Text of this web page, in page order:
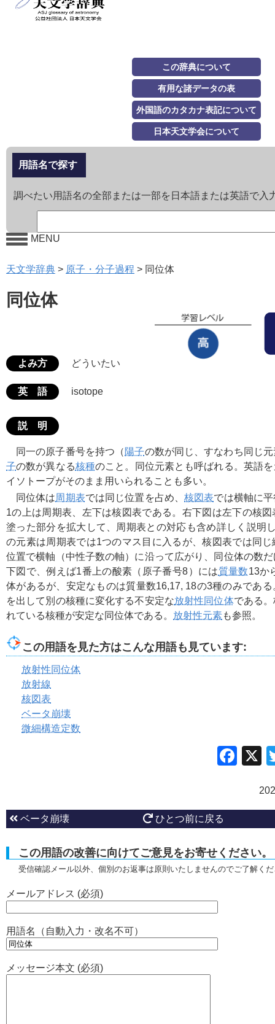
この辞典について
有用な諸データの表
外国語のカタカナ表記について
日本天文学会について
用語名で探す
調べたい用語名の全部または一部を日本語または英語で入
MENU
天文学辞典 > 原子・分子過程 > 同位体
同位体
よみ方 どういたい
英 語 isotope
説 明
同一の原子番号を持つ（ 陽子の数が同じ、すなわち同じ
子の数が異なる核種のこと。同位元素とも呼ばれる。英語
イソトープがそのまま用いられることも多い。
同位体は周期表では同じ位置を占め、核図表では横軸に
1の上は周期表、左下は核図表である。右下図は左下の核
塗った部分を拡大して、周期表との対応も含め詳しく説明
の元素は周期表では1つのマス目に入るが、核図表では同
位置で横軸（中性子数の軸）に沿って広がり、同位体の数
下図で、例えば1番上の酸素（原子番号8）には質量数13か
体があるが、安定なものは質量数16,17, 18の3種のみであ
を出して別の核種に変化する不安定な放射性同位体である
れている核種が安定な同位体である。 放射性元素も参照。
この用語を見た方はこんな用語も見ています:
放射性同位体
放射線
核図表
ベータ崩壊
微細構造定数
ベータ崩壊 ひとつ前に戻る
この用語の改善に向けてご意見をお寄せください。
受信確認メール以外、個別のお返事は原則いたしませんのでご了解く
メールアドレス (必須)
用語名（自動入力・改名不可）
メッセージ本文 (必須)